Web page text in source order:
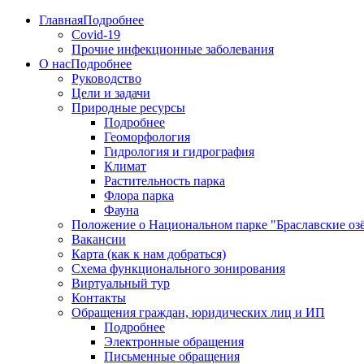
ГлавнаяПодробнее
Covid-19
Прочие инфекционные заболевания
О насПодробнее
Руководство
Цели и задачи
Природные ресурсы
Подробнее
Геоморфология
Гидрология и гидрография
Климат
Растительность парка
Флора парка
Фауна
Положение о Национальном парке "Браславские
Вакансии
Карта (как к нам добраться)
Схема функционального зонирования
Виртуальный тур
Контакты
Обращения граждан, юридических лиц и ИП
Подробнее
Электронные обращения
Письменные обращения